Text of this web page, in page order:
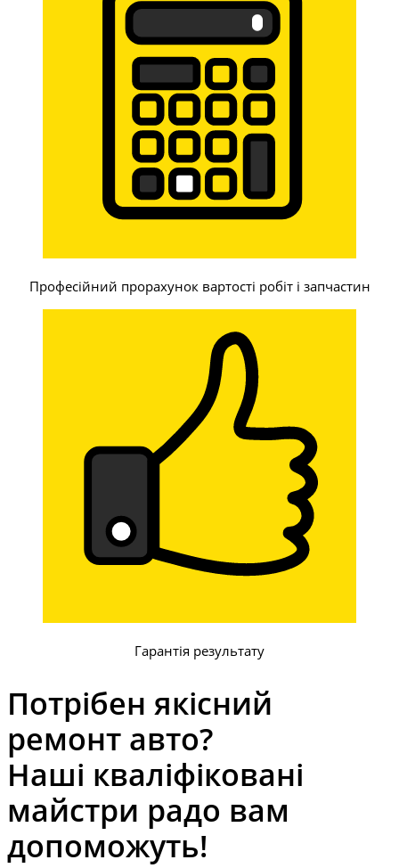
Професійний прорахунок вартості робіт і запчастин
Гарантія результату
Потрібен якісний
ремонт авто?
Наші кваліфіковані
майстри радо вам
допоможуть!